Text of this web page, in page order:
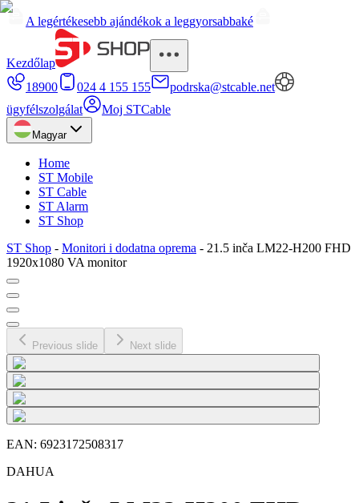
A legértékesebb ajándékok a leggyorsabbaké
Kezdőlap
18900
024 4 155 155
podrska@stcable.net
ügyfélszolgálat
Moj STCable
Magyar
Home
ST Mobile
ST Cable
ST Alarm
ST Shop
ST Shop - Monitori i dodatna oprema - 21.5 inča LM22-H200 FHD
1920x1080 VA monitor
Previous slide Next slide
EAN: 6923172508317
DAHUA